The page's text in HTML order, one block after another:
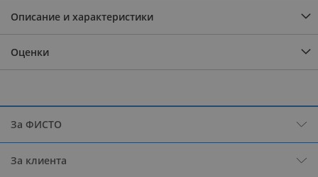
Описание и характеристики
Оценки
За ФИСТО
За клиента